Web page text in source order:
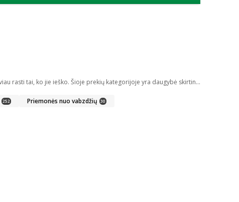
Internetinėje vaistinėje galite įsigyti skirtingų medicininių prekių. Platus įvairių priemonių ir technikos pasirinkimas leis visiems pirkėjams lengviau rasti tai, ko jie ieško. Šioje prekių kategorijoje yra daugybė skirtingų medicinos priemonių ir priedų, pradedant specialiais kremais ir pleistrais, baigiant kapsulėmis ar drėkinančiais akių lašais. Jeigu jums sunku apsispręsti, kurie produktai būtų geriausias ar tinkamiausias pasirinkimas, mūsų konsultantai gali jums patarti nuotoliniu būdu: internetu aktyviame pokalbio lange, el. paštu ar telefonu.
252 Priemonės nuo vabzdžių 30